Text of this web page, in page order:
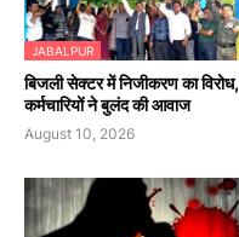
JABALPUR
बिजली सेक्टर में निजीकरण का विरोध,
कर्मचारियों ने बुलंद की आवाज
August 10, 2026